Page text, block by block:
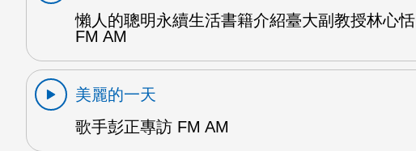
懶人的聰明永續生活書籍介紹臺大副教授林心恬
FM AM
美麗的一天
歌手彭正專訪 FM AM